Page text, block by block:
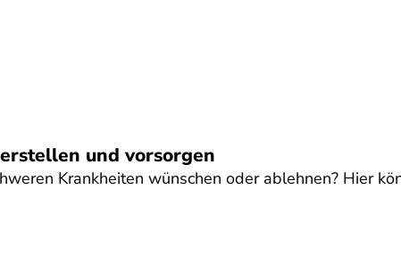
und vorsorgen
Krankheiten wünschen oder ablehnen? Hier